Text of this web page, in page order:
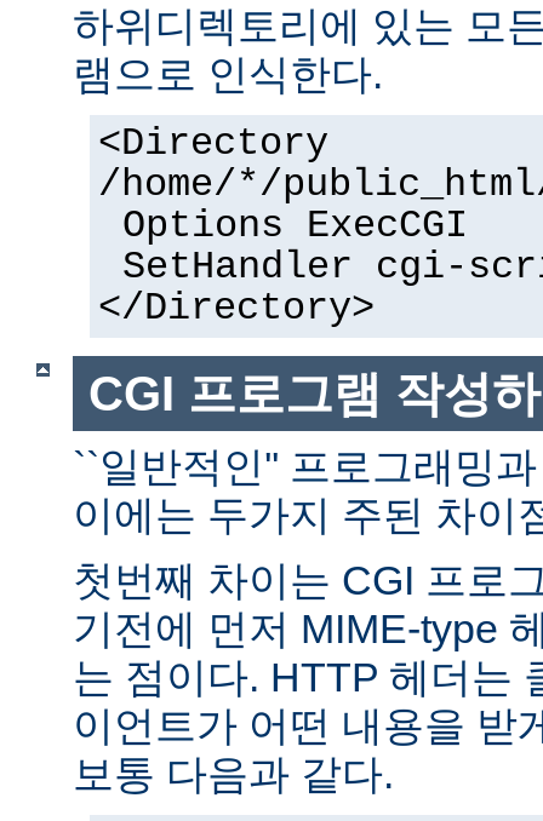
하위디렉토리에 있는 모
램으로 인식한다.
<Directory
/home/*/
Options ExecCGI
SetHandler cgi-
</Directory>
CGI 프로그램 작성
``일반적인'' 프로그래밍
이에는 두가지 주된 차이
첫번째 차이는 CGI 프로
기전에 먼저 MIME-type
는 점이다. HTTP 헤더는
이언트가 어떤 내용을 받
보통 다음과 같다.